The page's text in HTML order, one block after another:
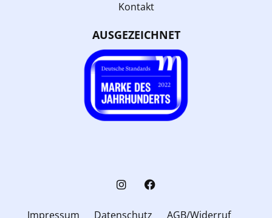
Kontakt
AUSGEZEICHNET
Impressum Datenschutz AGB/Widerruf